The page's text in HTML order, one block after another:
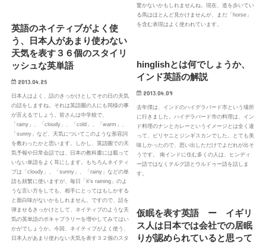
驚かないかもしれませんね。現在、道を歩いてい
る馬はほとんど見かけませんが、まだ「horse」
を含む表現はよく使われています。
英語のネイティブがよく使
う、日本人があまり使わない
天気を表す３６個のスタイリ
ッシュな英単語
2013.04.25
日本人はよく、話のきっかけとしてその日の天気
の話をしますね。それは英語圏の人にも同様の事
が言えるでしょう。皆さんは中学校で、
「rainy」、「cloudy」、「cold」、「warm」、
「sunny」など、天気についてこのような形容詞
を教わったかと思います。しかし、英語圏での天
気予報や日常会話では、日本の教科書には載って
いない単語をよく耳にします。もちろんネイティ
ブは「cloudy」、「sunny」、「rainy」などの単
語も頻繁に使いますが、毎日「it’s raining」のよ
うな言い方をしても、相手にとってはもしかする
と面白味がないかもしれません。ですので、話を
弾ませるきっかけとして、ネイティブのような天
気の英単語のボキャブラリーを増やしてみてはい
かがでしょうか。今回、ネイティブがよく使う、
日本人があまり使わない天気を表す３２個のスタ
hinglishとは何でしょうか、
インド英語の解説
2013.04.09
去年僕は、インドのハイデラバード市という場所
に行きました。ハイデラバード市の料理は、イン
ド料理のナンとカレーというイメージとは全く違
って、ビリヤニとジンギスカンでした。とても美
味しかったので、思い出しただけでよだれが出そ
うです。 南インドに住む多くの人は、ヒンディ
ー語ではなくテルグ語とウルドゥー語を話しま
す。
仮眠を表す英語 ー イギリ
ス人は日本では会社での居眠
りが認められていると思って